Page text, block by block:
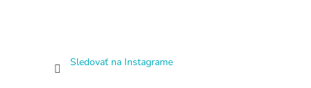
Sledovať na Instagrame